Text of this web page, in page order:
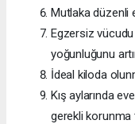
Mutlaka düzenli
Egzersiz vücudu
yoğunluğunu
İdeal kiloda
Kış aylarında
gerekli korunma